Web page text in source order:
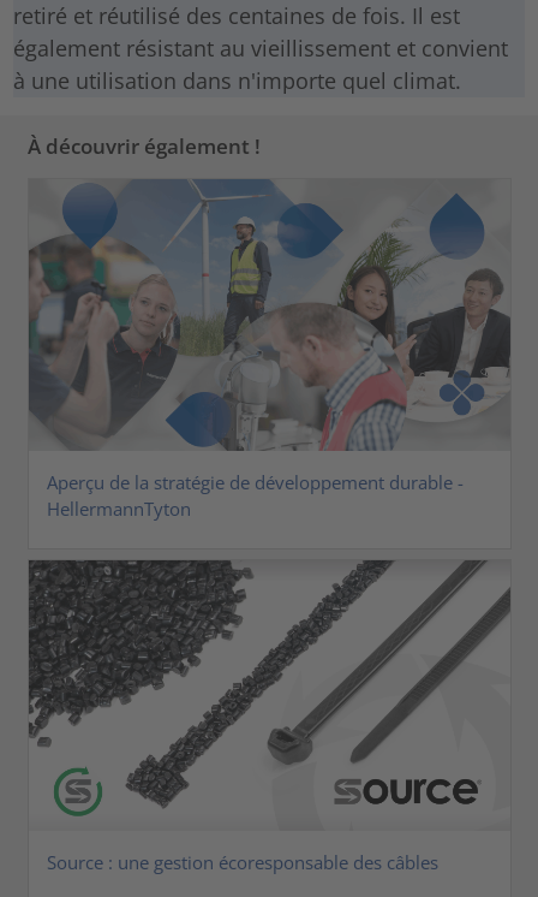
retiré et réutilisé des centaines de fois. Il est
également résistant au vieillissement et convient
à une utilisation dans n'importe quel climat.
À découvrir également !
Aperçu de la stratégie de développement durable -
HellermannTyton
Source : une gestion écoresponsable des câbles